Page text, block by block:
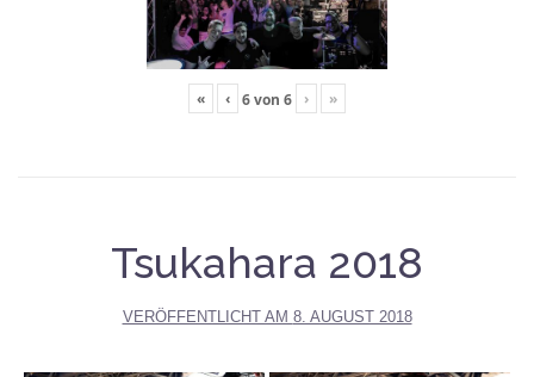
« ‹ 6von 6 › »
Tsukahara 2018
VERÖFFENTLICHT AM 8. AUGUST 2018